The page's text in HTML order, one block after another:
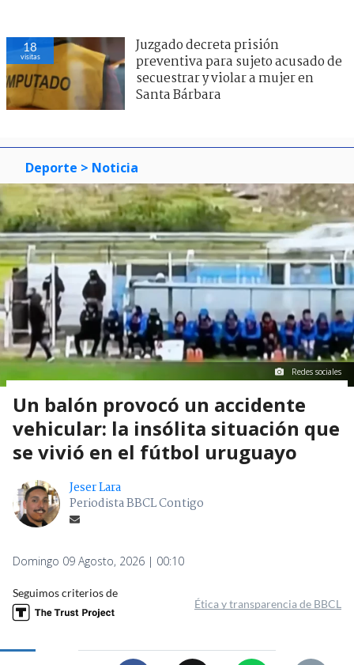
18
visitas
Juzgado decreta prisión
preventiva para sujeto acusado de
secuestrar y violar a mujer en
Santa Bárbara
Deporte > Noticia
Redes sociales
Un balón provocó un accidente
vehicular: la insólita situación que
se vivió en el fútbol uruguayo
Jeser Lara
Periodista BBCL Contigo
Domingo 09 Agosto, 2026 | 00:10
Seguimos criterios de
Ética y transparencia de BBCL